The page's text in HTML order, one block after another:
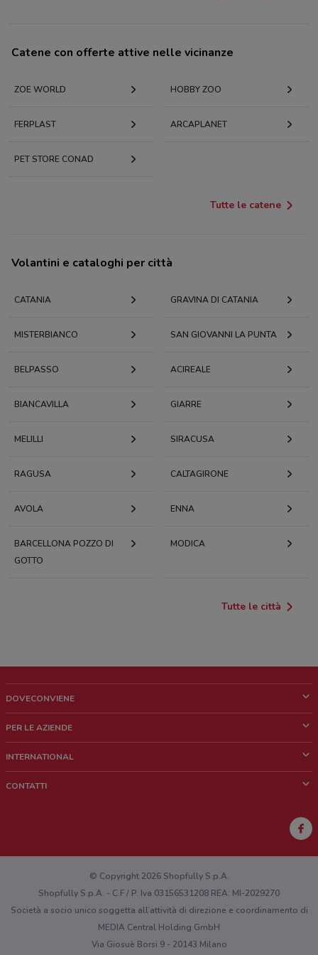
Catene con offerte attive nelle vicinanze
ZOE WORLD HOBBY ZOO
FERPLAST ARCAPLANET
PET STORE CONAD
Tutte le catene
Volantini e cataloghi per città
CATANIA GRAVINA DI CATANIA
MISTERBIANCO SAN GIOVANNI LA PUNTA
BELPASSO ACIREALE
BIANCAVILLA GIARRE
MELILLI SIRACUSA
RAGUSA CALTAGIRONE
AVOLA ENNA
BARCELLONA POZZO DI
GOTTO
MODICA
Tutte le città
DOVECONVIENE
Chi siamo
Lavora con noi
PER LE AZIENDE
Richieste commerciali e marketing
INTERNATIONAL
CONTATTI
Hai un malfunzionamento sul web o sull'app?
© Copyright 2026 Shopfully S.p.A.
Shopfully S.p.A. - C.F / P. Iva 03156531208 REA: MI-2029270
Società a socio unico soggetta all’attività di direzione e coordinamento di
MEDIA Central Holding GmbH
Via Giosuè Borsi 9 - 20143 Milano